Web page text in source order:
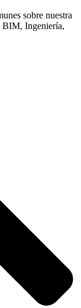
sobre nuestra
BIM, Ingeniería,